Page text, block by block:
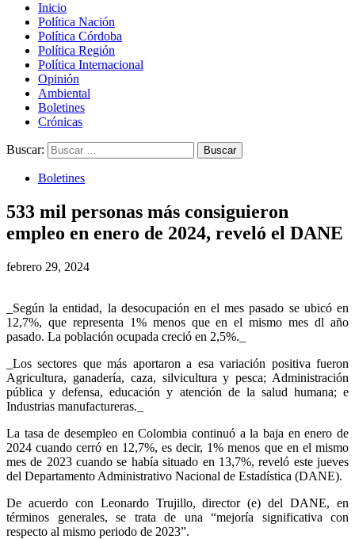
Inicio
Política Nación
Política Córdoba
Política Región
Política Internacional
Opinión
Ambiental
Boletines
Crónicas
Buscar:
Boletines
533 mil personas más consiguieron
empleo en enero de 2024, reveló el DANE
febrero 29, 2024
_Según la entidad, la desocupación en el mes pasado se ubicó en
12,7%, que representa 1% menos que en el mismo mes dl año
pasado. La población ocupada creció en 2,5%._
_Los sectores que más aportaron a esa variación positiva fueron
Agricultura, ganadería, caza, silvicultura y pesca; Administración
pública y defensa, educación y atención de la salud humana; e
Industrias manufactureras._
La tasa de desempleo en Colombia continuó a la baja en enero de
2024 cuando cerró en 12,7%, es decir, 1% menos que en el mismo
mes de 2023 cuando se había situado en 13,7%, reveló este jueves
del Departamento Administrativo Nacional de Estadística (DANE).
De acuerdo con Leonardo Trujillo, director (e) del DANE, en
términos generales, se trata de una “mejoría significativa con
respecto al mismo periodo de 2023”.